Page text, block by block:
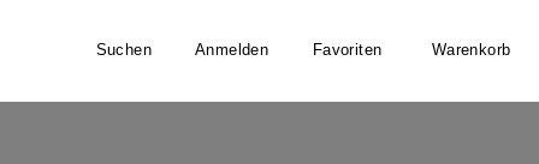
Suchen Anmelden Favoriten Warenkorb